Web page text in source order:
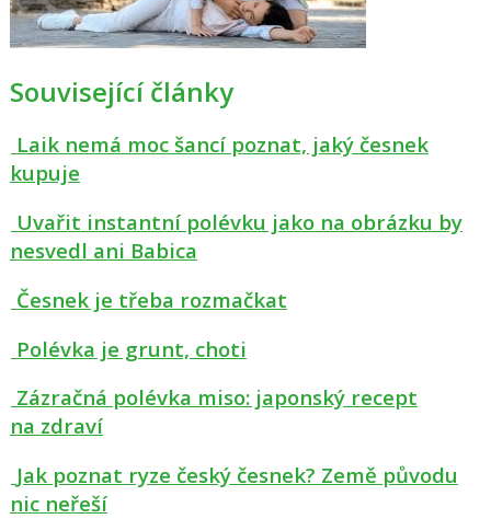
Související články
Laik nemá moc šancí poznat, jaký česnek
kupuje
Uvařit instantní polévku jako na obrázku by
nesvedl ani Babica
Česnek je třeba rozmačkat
Polévka je grunt, choti
Zázračná polévka miso: japonský recept
na zdraví
Jak poznat ryze český česnek? Země původu
nic neřeší